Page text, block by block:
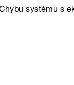
systému s